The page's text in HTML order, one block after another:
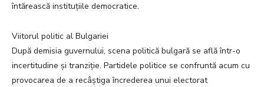
întărească instituțiile democratice.
Viitorul politic al Bulgariei
După demisia guvernului, scena politică bulgară se află într-o
incertitudine și tranziție. Partidele politice se confruntă acum cu
provocarea de a recâștiga încrederea unui electorat